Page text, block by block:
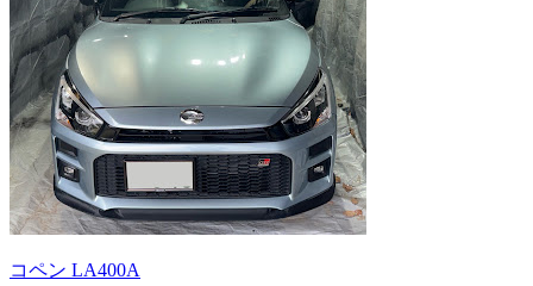
コペン LA400A